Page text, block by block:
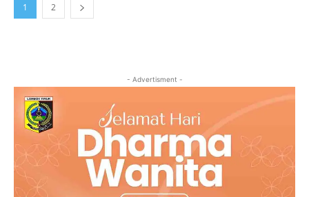
1 2
- Advertisment -